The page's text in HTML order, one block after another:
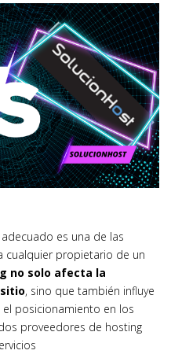
es una de las
cualquier propietario de un
no solo afecta la
, sino que también influye
posicionamiento en los
proveedores de hosting